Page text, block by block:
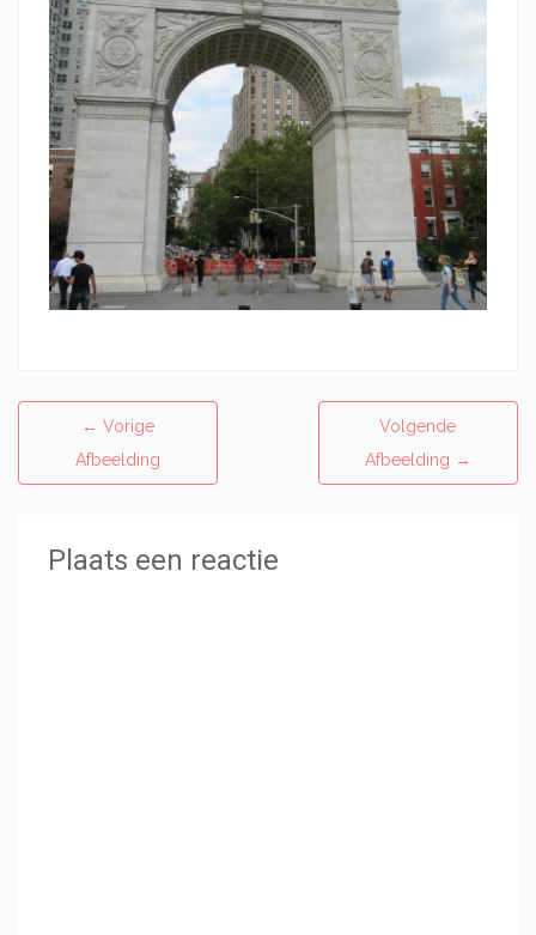
← Vorige
Afbeelding
Volgende
Afbeelding →
Plaats een reactie